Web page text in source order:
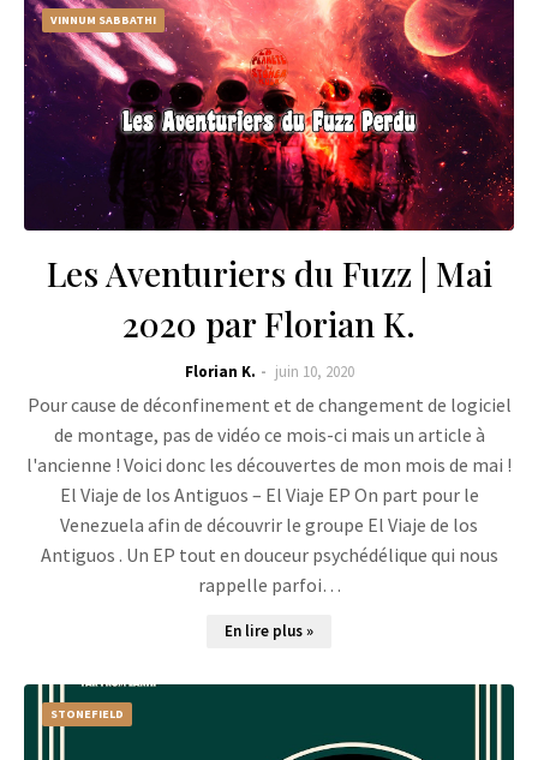
VINNUM SABBATHI
Les Aventuriers du Fuzz | Mai
2020 par Florian K.
Florian K. juin 10, 2020
Pour cause de déconfinement et de changement de logiciel
de montage, pas de vidéo ce mois-ci mais un article à
l'ancienne ! Voici donc les découvertes de mon mois de mai !
El Viaje de los Antiguos – El Viaje EP On part pour le
Venezuela afin de découvrir le groupe El Viaje de los
Antiguos . Un EP tout en douceur psychédélique qui nous
rappelle parfoi…
En lire plus »
STONEFIELD